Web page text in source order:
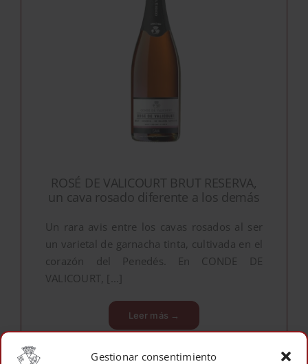
Gestionar consentimiento
ROSÉ DE VALICOURT BRUT RESERVA,
un cava rosado diferente a los demás
Un rara avis entre los cavas rosados al ser
un varietal de garnacha tinta, cultivada en el
corazón del Penedés. En CONDE DE
VALICOURT, [...]
Leer más →